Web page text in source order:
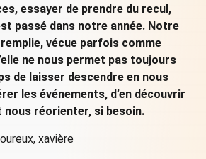
essayer de prendre du recul,
passé dans notre année. Notre
vécue parfois comme
ne nous permet pas toujours
de laisser descendre en nous
les événements, d’en découvrir
nous réorienter, si besoin.
xavière